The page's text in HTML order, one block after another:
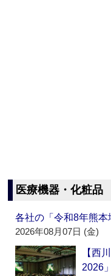
医療機器・化粧品
各社の「令和8年熊本
2026年08月07日 (金)
【西
2026